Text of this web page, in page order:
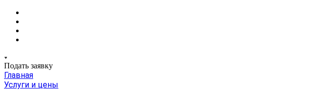
Подать заявку
Главная
Услуги и цены